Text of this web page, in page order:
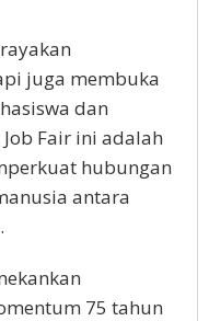
juga membuka
dan
Fair ini adalah
hubungan
antara
75 tahun